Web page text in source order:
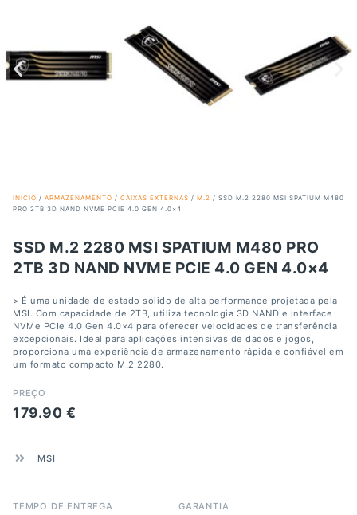
INÍCIO / ARMAZENAMENTO / CAIXAS EXTERNAS / M.2 / SSD M.2 2280 MSI SPATIUM M480
PRO 2TB 3D NAND NVME PCIE 4.0 GEN 4.0×4
SSD M.2 2280 MSI SPATIUM M480 PRO
2TB 3D NAND NVME PCIE 4.0 GEN 4.0×4
> É uma unidade de estado sólido de alta performance projetada pela
MSI. Com capacidade de 2TB, utiliza tecnologia 3D NAND e interface
NVMe PCIe 4.0 Gen 4.0×4 para oferecer velocidades de transferência
excepcionais. Ideal para aplicações intensivas de dados e jogos,
proporciona uma experiência de armazenamento rápida e confiável em
um formato compacto M.2 2280.
PREÇO
179.90 €
MSI
TEMPO DE ENTREGA
GARANTIA